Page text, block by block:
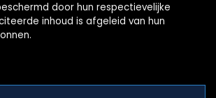
door hun respectievelijke
inhoud is afgeleid van hun